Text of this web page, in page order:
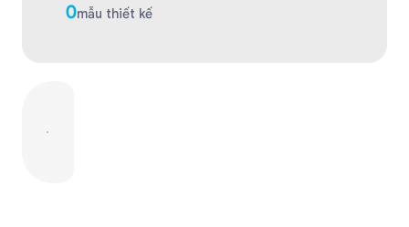
0mẫu thiết kế